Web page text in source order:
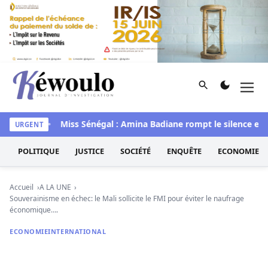
Aller au contenu
Kéwoulo, le premier site d'information et d'investigation
Rechercher
URGENT Miss Sénégal : Amina Badiane rompt le silence et
POLITIQUE JUSTICE SOCIÉTÉ ENQUÊTE ECONOMIE
Accueil
A LA UNE
Souverainisme en échec: le Mali sollicite le FMI pour éviter le naufrage
économique….
ECONOMIEINTERNATIONAL